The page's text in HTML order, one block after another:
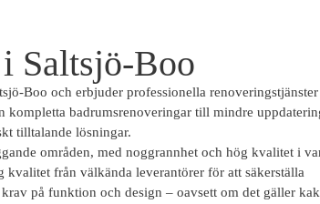
Saltsjö-Boo
Boo och erbjuder professionella
badrumsrenoveringar till mindre
tilltalande lösningar.
områden, med noggrannhet och hög kvalitet i
från välkända leverantörer för att säkerställa
på funktion och design – oavsett om det gäller